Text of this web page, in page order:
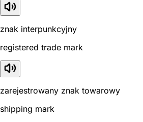
znak interpunkcyjny
registered trade mark
zarejestrowany znak towarowy
shipping mark